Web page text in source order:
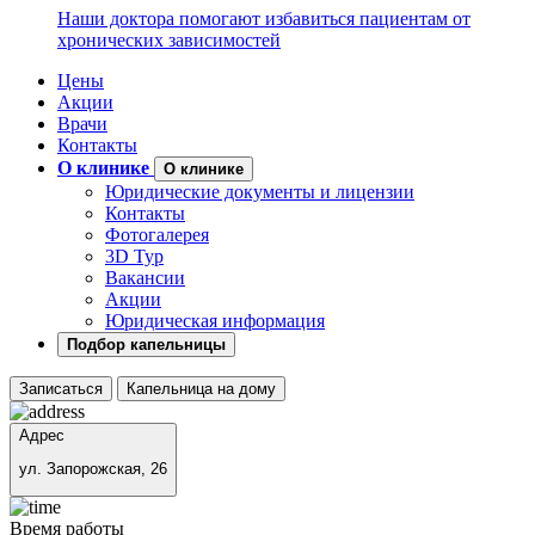
Наши доктора помогают избавиться пациентам от
хронических зависимостей
Цены
Акции
Врачи
Контакты
О клинике
О клинике
Юридические документы и лицензии
Контакты
Фотогалерея
3D Тур
Вакансии
Акции
Юридическая информация
Подбор капельницы
Записаться Капельница на дому
Адрес
ул. Запорожская, 26
Время работы